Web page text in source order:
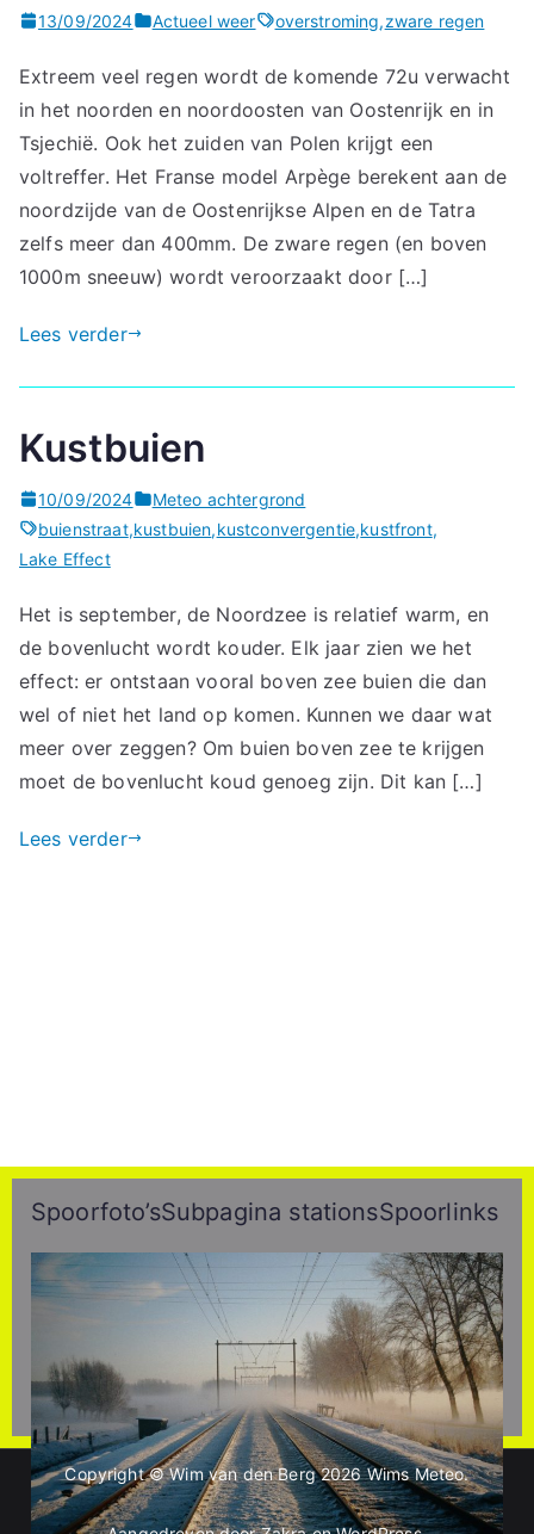
13/09/2024 Actueel weer overstroming,zware regen
Extreem veel regen wordt de komende 72u verwacht
in het noorden en noordoosten van Oostenrijk en in
Tsjechië. Ook het zuiden van Polen krijgt een
voltreffer. Het Franse model Arpège berekent aan de
noordzijde van de Oostenrijkse Alpen en de Tatra
zelfs meer dan 400mm. De zware regen (en boven
1000m sneeuw) wordt veroorzaakt door […]
Lees verder
Kustbuien
10/09/2024
Meteo achtergrond
buienstraat,kustbuien,kustconvergentie,kustfront,
Lake Effect
Het is september, de Noordzee is relatief warm, en
de bovenlucht wordt kouder. Elk jaar zien we het
effect: er ontstaan vooral boven zee buien die dan
wel of niet het land op komen. Kunnen we daar wat
meer over zeggen? Om buien boven zee te krijgen
moet de bovenlucht koud genoeg zijn. Dit kan […]
Lees verder
Spoorfoto’sSubpagina stationsSpoorlinks
Copyright © Wim van den Berg 2026Wims Meteo.